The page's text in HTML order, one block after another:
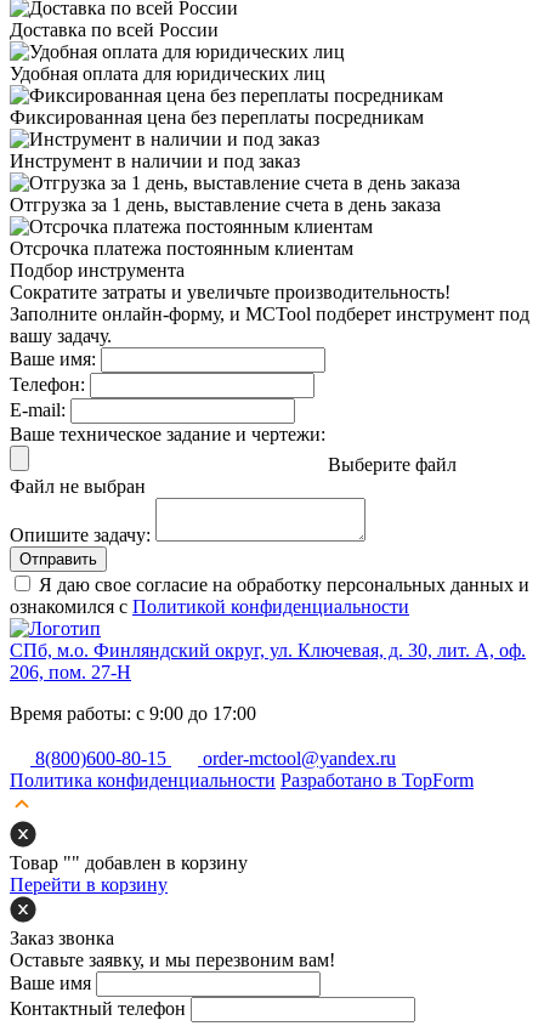
Доставка по всей России
Удобная оплата для юридических лиц
Фиксированная цена без переплаты посредникам
Инструмент в наличии и под заказ
Отгрузка за 1 день, выставление счета в день заказа
Отсрочка платежа постоянным клиентам
Подбор инструмента
Сократите затраты и увеличьте производительность!
Заполните онлайн-форму, и MCTool подберет инструмент под
вашу задачу.
Ваше имя:
Телефон:
E-mail:
Ваше техническое задание и чертежи:
Выберите файл
Файл не выбран
Опишите задачу:
Отправить
Я даю свое согласие на обработку персональных данных и
ознакомился с Политикой конфиденциальности
СПб, м.о. Финляндский округ, ул. Ключевая, д. 30, лит. А, оф.
206, пом. 27-Н
Время работы: с 9:00 до 17:00
8(800)600-80-15
order-mctool@yandex.ru
Политика конфиденциальности Разработано в TopForm
Товар "" добавлен в корзину
Перейти в корзину
Заказ звонка
Оставьте заявку, и мы перезвоним вам!
Ваше имя
Контактный телефон